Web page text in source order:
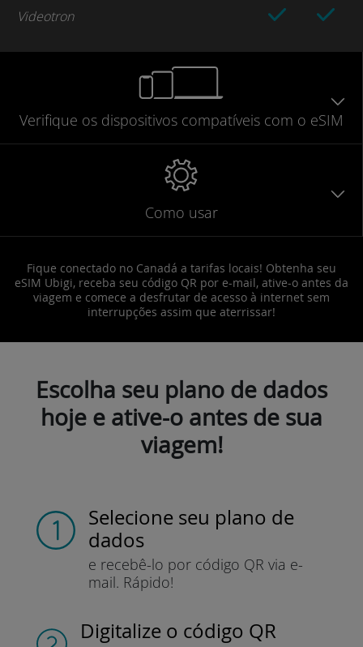
Videotron
Verifique os dispositivos compatíveis com o eSIM
Como usar
Fique conectado no Canadá a tarifas locais! Obtenha seu
eSIM Ubigi, receba seu código QR por e-mail, ative-o antes da
viagem e comece a desfrutar de acesso à internet sem
interrupções assim que aterrissar!
Escolha seu plano de dados
hoje e ative-o antes de sua
viagem!
Selecione seu plano de
dados
e recebê-lo por código QR via e-
mail. Rápido!
Digitalize o código QR